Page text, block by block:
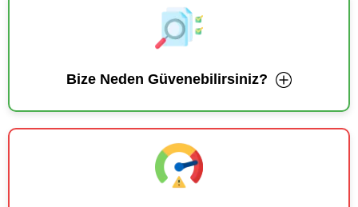
Bize Neden Güvenebilirsiniz?